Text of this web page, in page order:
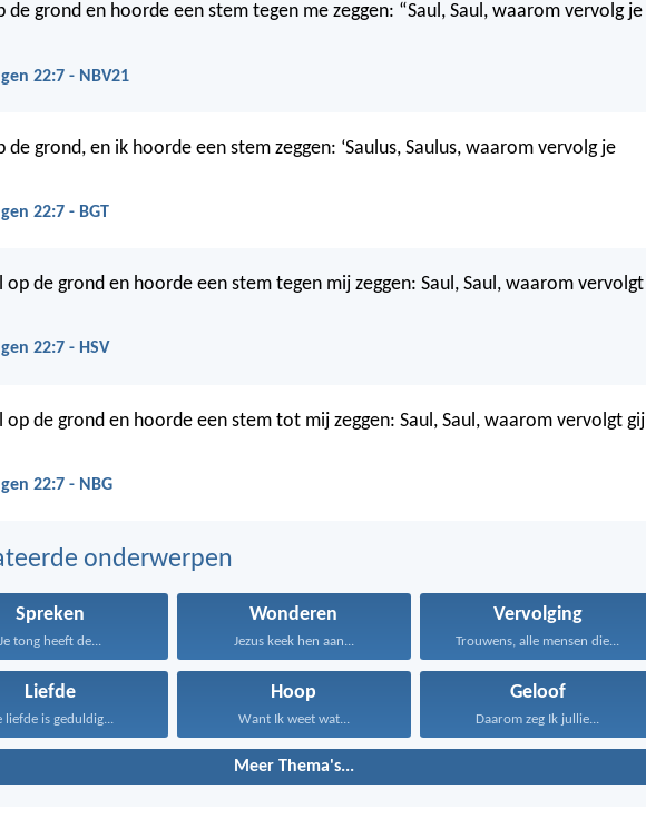
de grond en hoorde een stem tegen me zeggen: “Saul, Saul, waarom vervolg je
22:7 - NBV21
de grond, en ik hoorde een stem zeggen: ‘Saulus, Saulus, waarom vervolg je
22:7 - BGT
op de grond en hoorde een stem tegen mij zeggen: Saul, Saul, waarom vervolgt
22:7 - HSV
op de grond en hoorde een stem tot mij zeggen: Saul, Saul, waarom vervolgt gij
22:7 - NBG
onderwerpen
Spreken
Je tong heeft de...
Wonderen
Jezus keek hen aan...
Vervolging
Trouwens, alle mensen die...
Liefde
liefde is geduldig...
Hoop
Want Ik weet wat...
Geloof
Daarom zeg Ik jullie...
Meer Thema's...